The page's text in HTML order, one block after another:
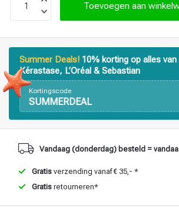
Haarstyling
Toevoegen aan
Summer Deals! 10% korting op alles van
Kérastase, L’Oréal & Sebastian
Kortingscode
SUMMERDEAL
Vandaag (donderdag) besteld =
Gratis verzending vanaf € 35,- *
Gratis retourneren*